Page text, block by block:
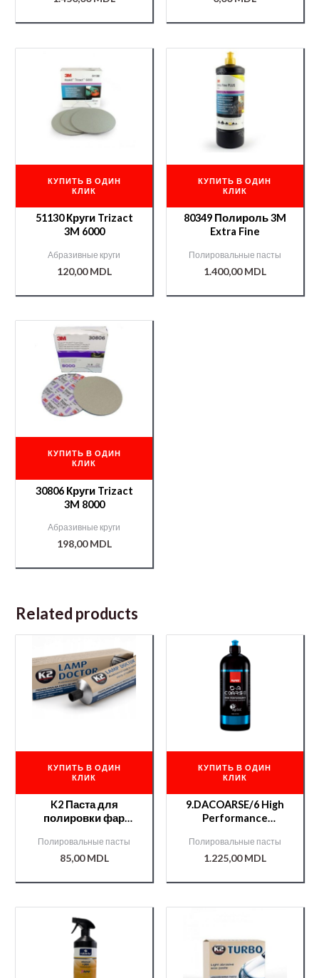
КУПИТЬ В ОДИН
КЛИК
51130 Круги Trizact
3M 6000
Абразивные круги
120,00MDL
КУПИТЬ В ОДИН
КЛИК
80349 Полироль 3M
Extra Fine
Полировальные пасты
1.400,00MDL
КУПИТЬ В ОДИН
КЛИК
30806 Круги Trizact
3M 8000
Абразивные круги
198,00MDL
Related products
КУПИТЬ В ОДИН
КЛИК
K2 Паста для
полировки фар
Полировальные пасты
85,00MDL
КУПИТЬ В ОДИН
КЛИК
9.DACOARSE/6 High
Performance
Rupes(синий
колпачок) 1L
Полировальные пасты
1.225,00MDL